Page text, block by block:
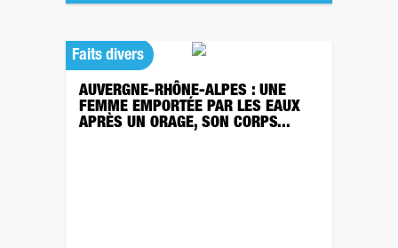
Faits divers
AUVERGNE-RHÔNE-ALPES : UNE
FEMME EMPORTÉE PAR LES EAUX
APRÈS UN ORAGE, SON CORPS...